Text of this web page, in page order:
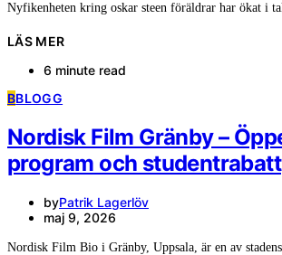
Nyfikenheten kring oskar steen föräldrar har ökat i
LÄS MER
6 minute read
BBLOGG
Nordisk Film Gränby –
program och studentrabatt
byPatrik Lagerlöv
maj 9, 2026
Nordisk Film Bio i Gränby, Uppsala, är en av